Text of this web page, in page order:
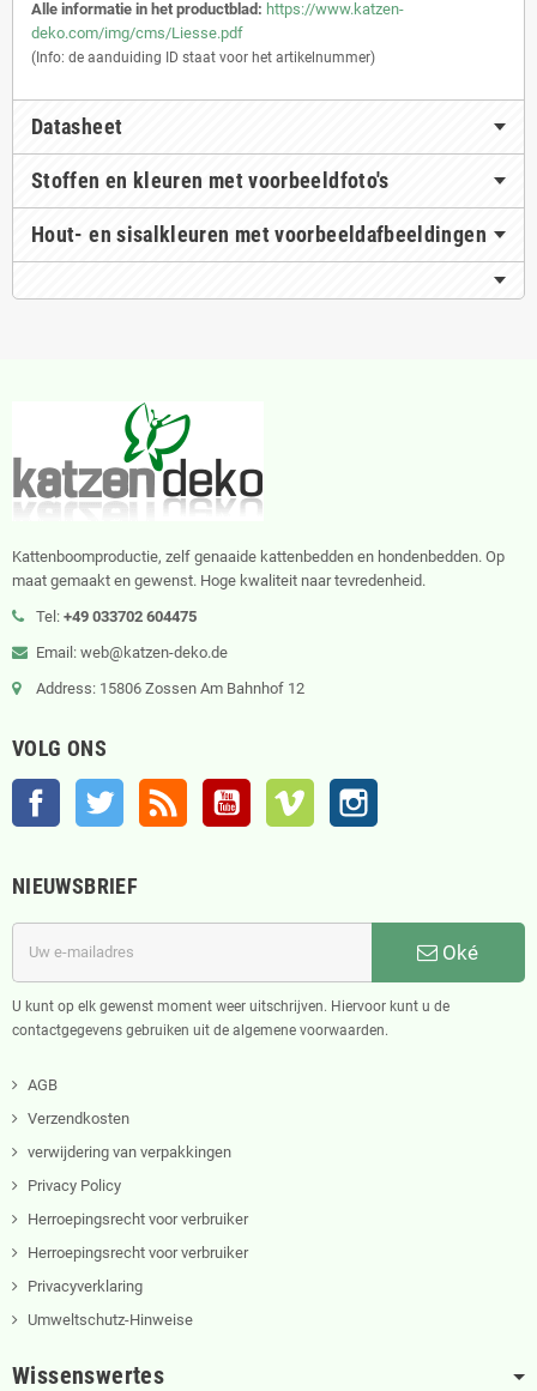
Alle informatie in het productblad: https://www.katzen-
deko.com/img/cms/Liesse.pdf
(Info: de aanduiding ID staat voor het artikelnummer)
Datasheet
Stoffen en kleuren met voorbeeldfoto's
Hout- en sisalkleuren met voorbeeldafbeeldingen
Kattenboomproductie, zelf genaaide kattenbedden en hondenbedden. Op
maat gemaakt en gewenst. Hoge kwaliteit naar tevredenheid.
Tel: +49 033702 604475
Email: web@katzen-deko.de
Address: 15806 Zossen Am Bahnhof 12
VOLG ONS
Facebook Twitter RSS YouTube Vimeo
NIEUWSBRIEF
Oké
U kunt op elk gewenst moment weer uitschrijven. Hiervoor kunt u de
contactgegevens gebruiken uit de algemene voorwaarden.
AGB
Verzendkosten
verwijdering van verpakkingen
Privacy Policy
Herroepingsrecht voor verbruiker
Herroepingsrecht voor verbruiker
Privacyverklaring
Umweltschutz-Hinweise
Wissenswertes